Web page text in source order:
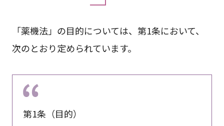
「薬機法」の目的については、第1条において、
次のとおり定められています。
第1条（目的）